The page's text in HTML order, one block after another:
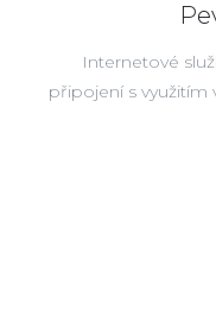
Internetové
připojení s využitím